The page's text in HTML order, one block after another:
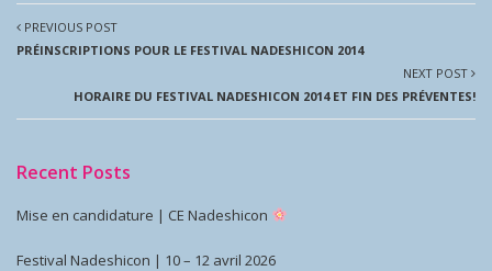
PREVIOUS POST
PRÉINSCRIPTIONS POUR LE FESTIVAL NADESHICON 2014
NEXT POST
HORAIRE DU FESTIVAL NADESHICON 2014 ET FIN DES PRÉVENTES!
Recent Posts
Mise en candidature | CE Nadeshicon
Festival Nadeshicon | 10 – 12 avril 2026